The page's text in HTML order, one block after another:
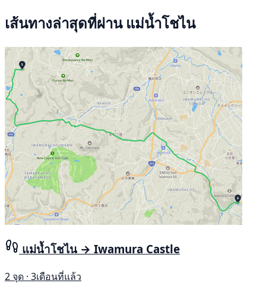
เส้นทางล่าสุดที่ผ่าน แม่น้ำโชไน
แม่น้ำโชไน → Iwamura Castle
2 จุด · 3เดือนที่แล้ว